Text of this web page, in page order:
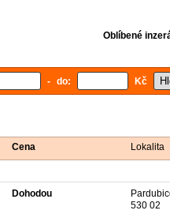
Oblíbené
- do: Kč
Cena Lokalita
Dohodou
530 02